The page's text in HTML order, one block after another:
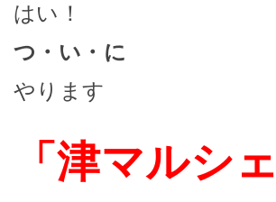
はい！
つ・い・に
やります
「津マルシェ